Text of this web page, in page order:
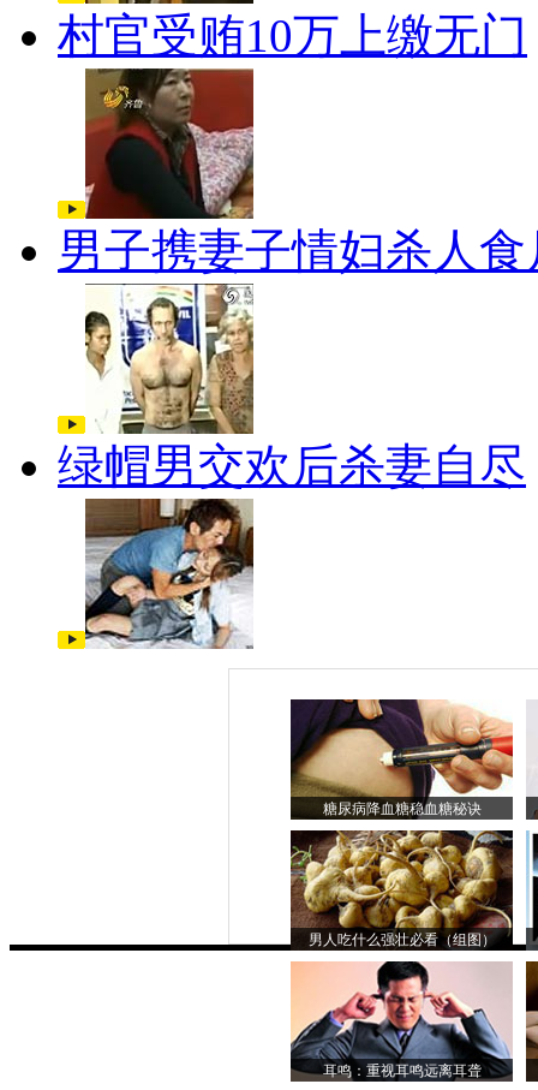
村官受贿10万上缴无门
男子携妻子情妇杀人食
绿帽男交欢后杀妻自尽
糖尿病降血糖稳血糖秘诀
男人吃什么强壮必看（组图）
耳鸣：重视耳鸣远离耳聋